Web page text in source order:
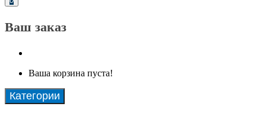
Ваш заказ
Ваша корзина пуста!
Категории